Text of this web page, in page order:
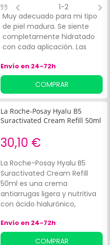
Muy adecuado para mi tipo
de piel madura. Se siente
completamente hidratado
con cada aplicación. Las
alrededor de los ojos,
alrededor de la boca y en el
cuello ... textura y fragancia
perfectas
1-2
Envío en 24-72h
COMPRAR
La Roche-Posay Hyalu B5
Suractivated Cream Refill 50ml
30,10 €
La Roche-Posay Hyalu B5
Suractivated Cream Refill
50ml es una crema
antiarrugas ligera y nutritiva
con ácido hialurónico,
suave con la piel sensible y
tiene un efecto reafirmante,
Envío en 24-72h
COMPRAR